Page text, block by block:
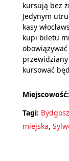
kursują bez
Jedynym
kasy
kupi biletu
kursować
Miejscowość:
Tagi:
miejska,